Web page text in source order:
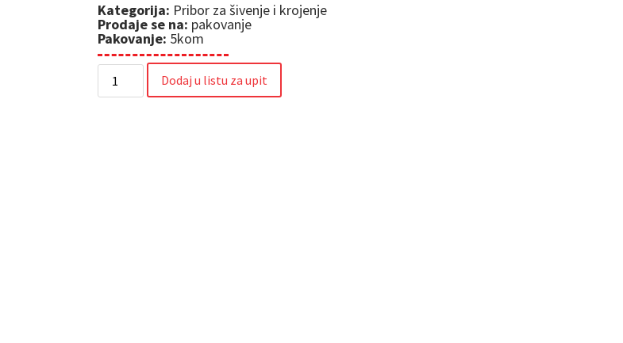
Kategorija: Pribor za šivenje i krojenje
Prodaje se na: pakovanje
Pakovanje: 5kom
Dodaj u listu za upit